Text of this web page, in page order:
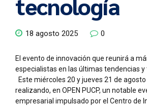
18 agosto 2025 0
El evento de innovación que reunirá a
especialistas en las últimas tendencias
Este miércoles 20 y jueves 21 de
realizando, en OPEN PUCP, un notable
empresarial impulsado por el Centro de